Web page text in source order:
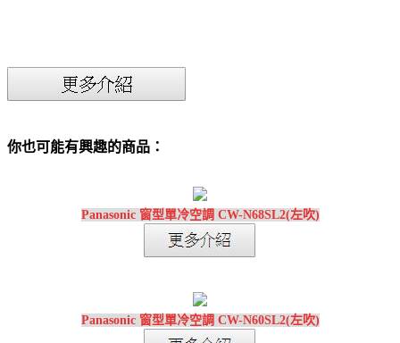
你也可能有興趣的商品：
Panasonic 窗型單冷空調 CW-N68SL2(左吹)
Panasonic 窗型單冷空調 CW-N60SL2(左吹)